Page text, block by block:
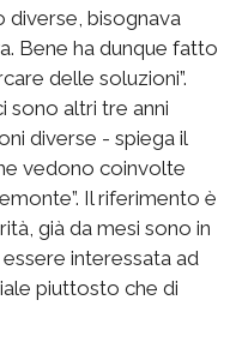
diverse, bisognava
Bene ha dunque fatto
delle soluzioni”.
altri tre anni
diverse - spiega il
vedono coinvolte
Il riferimento è
già da mesi sono in
interessata ad
piuttosto che di